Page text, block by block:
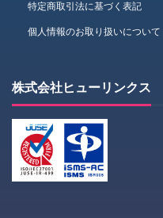
特定商取引法に基づく表記
個人情報のお取り扱いについて
株式会社ヒューリンクス